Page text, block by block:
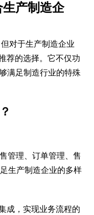
生产制造企
对于生产制造企业
荐的选择。它不仅功
满足制造行业的特殊
管理、订单管理、售
生产制造企业的多样
成，实现业务流程的